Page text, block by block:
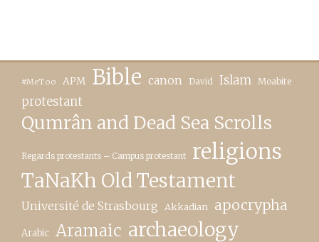
#MeToo APM Bible canon David Islam Moabite
protestant
Qumrân and Dead Sea Scrolls
Regards protestants – Campus protestant religions
TaNaKh Old Testament
Université de Strasbourg Akkadian apocrypha
Arabic Aramaic archaeology